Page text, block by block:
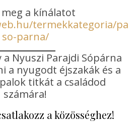
meg a kínálatot
termekkategoria/
so-parna/
a Nyuszi Parajdi Sópárna
a nyugodt éjszakák és a
titkát a családod
számára!
a közösséghez!